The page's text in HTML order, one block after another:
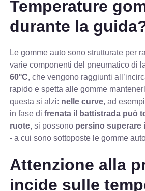
Temperature
durante la
Le gomme auto sono strutturate per
varie componenti del pneumatico di
60°C, che vengono raggiunti
rapido e spetta alle gomme
questa si alzi: nelle curve, ad
in fase difrenata il battistrada può
ruote, si possono persino superare i
- a cui sono sottoposte le gomme
Attenzione alla
incide sulle